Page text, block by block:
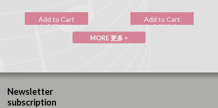
Add to Cart
加入購物車
Add to Cart
加入購物車
MORE 更多 >
Newsletter
subscription